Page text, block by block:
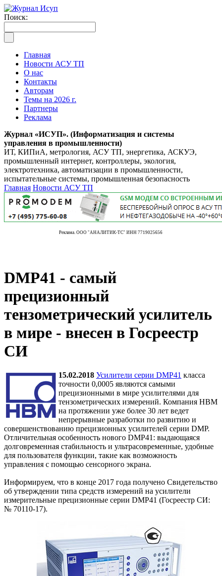
Поиск:
Главная
Новости АСУ ТП
О нас
Контакты
Авторам
Темы на 2026 г.
Партнеры
Реклама
Журнал «ИСУП». (Информатизация и системы
управления в промышленности)
ИТ, КИПиА, метрология, АСУ ТП, энергетика, АСКУЭ,
промышленный интернет, контроллеры, экология,
электротехника, автоматизации в промышленности,
испытательные системы, промышленная безопасность
Главная Новости АСУ ТП
Реклама. ООО "АНАЛИТИК-ТС" ИНН 7719025656
DMP41 - самый
прецизионный
тензометрический усилитель
в мире - внесен в Госреестр
СИ
15.02.2018 Усилители серии DMP41 класса
точности 0,0005 являются самыми
прецизионными в мире усилителями для
тензометрических измерений. Компания HBM
на протяжении уже более 30 лет ведет
непрерывные разработки по развитию и
совершенствованию прецизионных усилителей серии DMP.
Отличительная особенность нового DMP41: выдающаяся
долговременная стабильность и ультрасовременные, удобные
для пользователя функции, такие как возможность
управления с помощью сенсорного экрана.
Информируем, что в конце 2017 года получено Свидетельство
об утверждении типа средств измерений на усилители
измерительные прецизионные серии DMP41 (Госреестр СИ:
№ 70110-17).